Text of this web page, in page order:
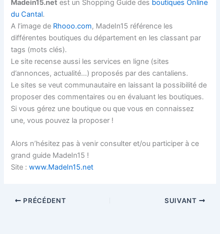
Madein15.net est un Shopping Guide des boutiques Online
du Cantal.
A l’image de Rhooo.com, MadeIn15 référence les
différentes boutiques du département en les classant par
tags (mots clés).
Le site recense aussi les services en ligne (sites
d’annonces, actualité…) proposés par des cantaliens.
Le sites se veut communautaire en laissant la possibilité de
proposer des commentaires ou en évaluant les boutiques.
Si vous gérez une boutique ou que vous en connaissez
une, vous pouvez la proposer !
Alors n’hésitez pas à venir consulter et/ou participer à ce
grand guide MadeIn15 !
Site :www.MadeIn15.net
PRÉCÉDENT SUIVANT